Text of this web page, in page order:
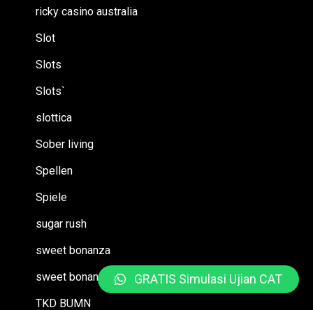
ricky casino australia
Slot
Slots
Slots`
slottica
Sober living
Spellen
Spiele
sugar rush
sweet bonanza
sweet bonanza TR
TKD BUMN
GRATIS Simulasi Ujian CAT